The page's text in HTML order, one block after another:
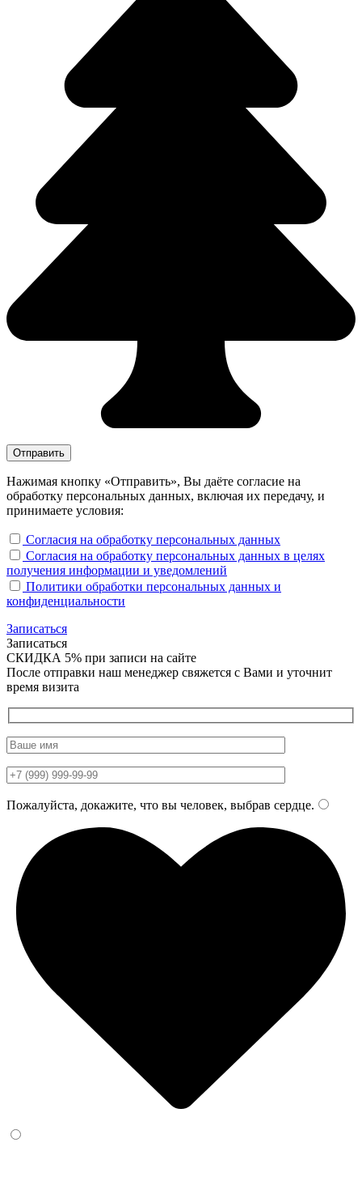
Нажимая кнопку «Отправить», Вы даёте согласие на
обработку персональных данных, включая их передачу, и
принимаете условия:
Согласия на обработку персональных данных
Согласия на обработку персональных данных в целях
получения информации и уведомлений
Политики обработки персональных данных и
конфиденциальности
Записаться
Записаться
СКИДКА 5% при записи на сайте
После отправки наш менеджер свяжется с Вами и уточнит
время визита
Пожалуйста, докажите, что вы человек, выбрав сердце.